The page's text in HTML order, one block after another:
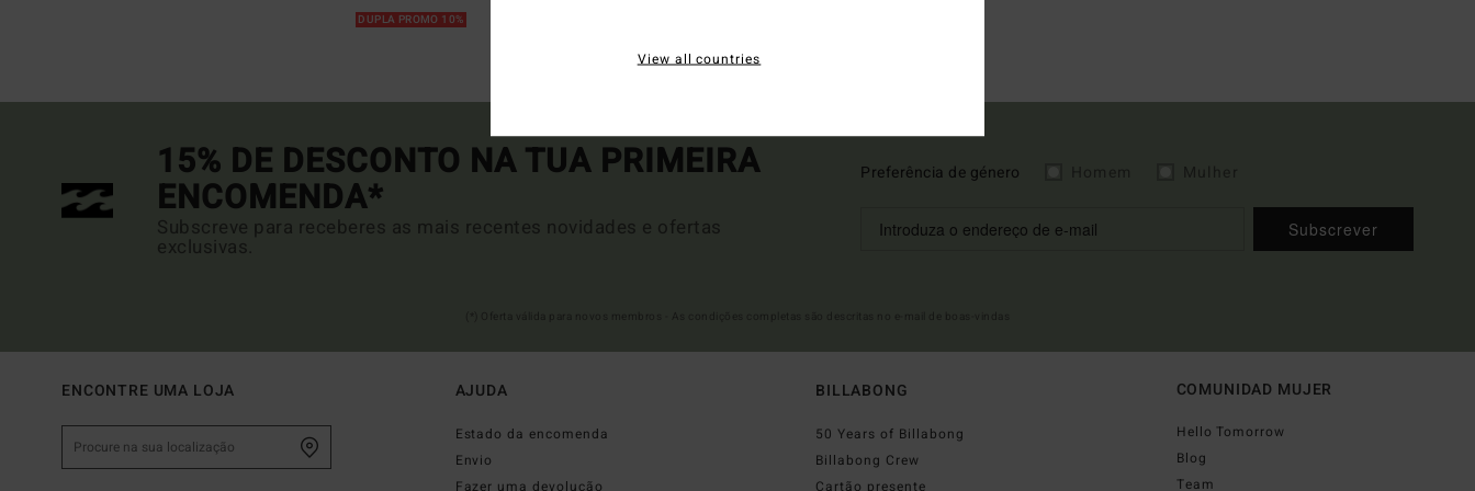
DUPLA PROMO 10%
15% DE DESCONTO NA TUA PRIMEIRA
ENCOMENDA*
Subscreve para receberes as mais recentes novidades e ofertas
exclusivas.
Preferência de género
Subscrever
ENCONTRE UMA LOJA AJUDA
Estado da encomenda
Envio
Fazer uma devolução
BILLABONG
50 Years of Billabong
Billabong Crew
Cartão presente
COMUNIDAD MUJER
Hello Tomorrow
Blog
Team
View all countries